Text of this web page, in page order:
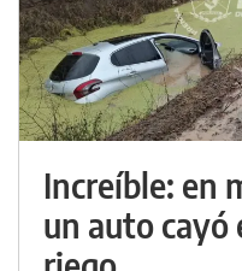
Increíble: en
un auto cayó